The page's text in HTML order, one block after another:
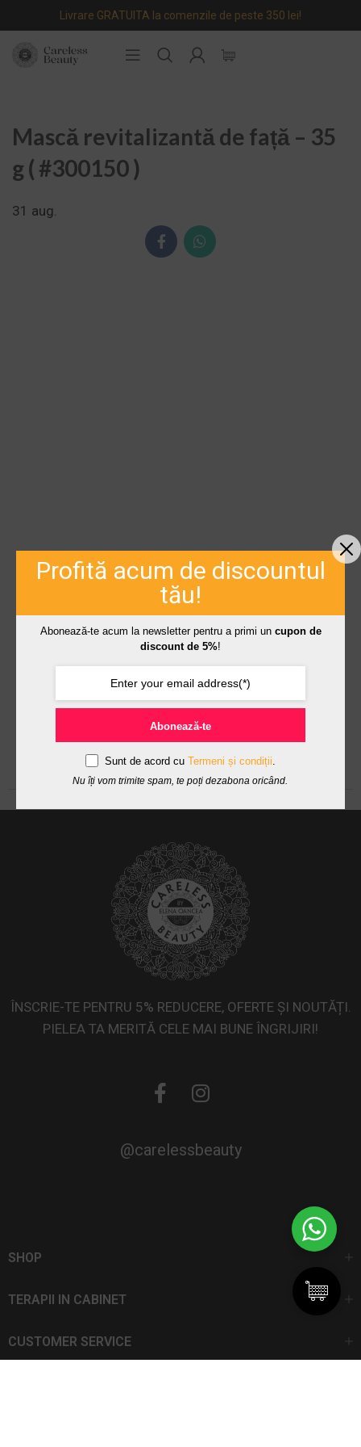
Livrare GRATUITA la comenzile de peste 350 lei!
Mască revitalizantă de față – 35
g ( #300150 )
31 aug.
ÎNSCRIE-TE PENTRU 5% REDUCERE, OFERTE ȘI NOUTĂȚI.
PIELEA TA MERITĂ CELE MAI BUNE ÎNGRIJIRI!
@carelessbeauty
SHOP
TERAPII IN CABINET
CUSTOMER SERVICE
Profită acum de discountul
tău!
Abonează-te acum la newsletter pentru a primi un cupon de
discount de 5%!
Abonează-te
Sunt de acord cu Termeni și condiții.
Nu îți vom trimite spam, te poți dezabona oricând.